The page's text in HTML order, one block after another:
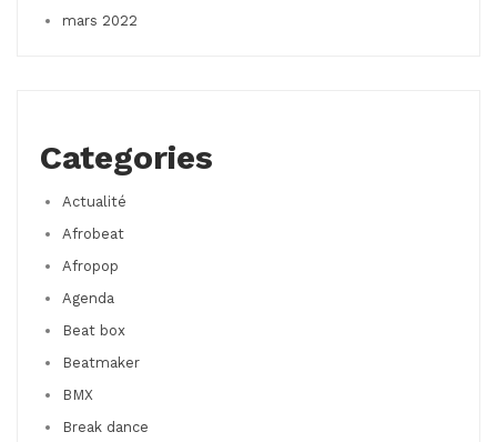
mars 2022
Categories
Actualité
Afrobeat
Afropop
Agenda
Beat box
Beatmaker
BMX
Break dance